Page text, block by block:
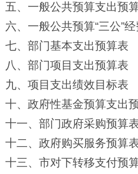
五、一般公共预算支出预
六、一般公共预算“三公”
七、部门基本支出预算表
八、部门项目支出预算表
九、项目支出绩效目标表
十、政府性基金预算支出
十一、部门政府采购预算
十二、政府购买服务预算
十三、市对下转移支付预